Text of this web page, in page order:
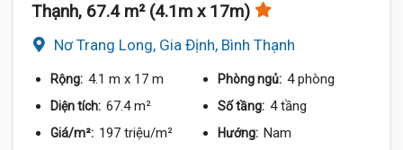
Thạnh, 67.4 m² (4.1m x 17m)
Nơ Trang Long, Gia Định, Bình Thạnh
Rộng: 4.1 m x 17 m Phòng ngủ: 4 phòng
Diện tích: 67.4 m² Số tầng: 4 tầng
Giá/m²: 197 triệu/m² Hướng: Nam